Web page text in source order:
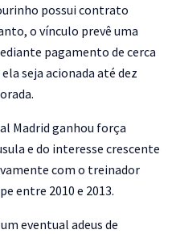
possui contrato
o vínculo prevê uma
pagamento de cerca
seja acionada até dez
Madrid ganhou força
e do interesse crescente
com o treinador
entre 2010 e 2013.
eventual adeus de